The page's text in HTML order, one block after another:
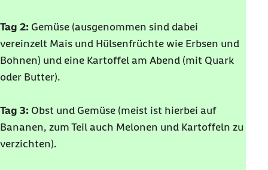
Tag 2: Gemüse (ausgenommen sind dabei
vereinzelt Mais und Hülsenfrüchte wie Erbsen und
Bohnen) und eine Kartoffel am Abend (mit Quark
oder Butter).
Tag 3: Obst und Gemüse (meist ist hierbei auf
Bananen, zum Teil auch Melonen und Kartoffeln zu
verzichten).